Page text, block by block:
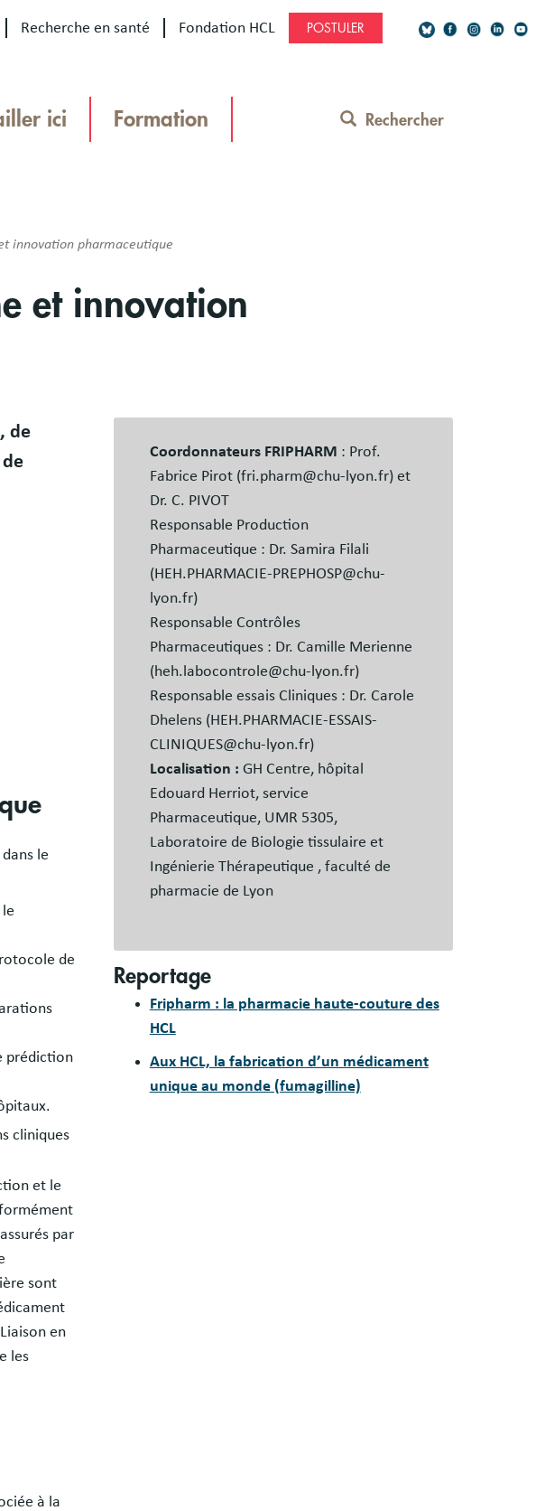
Recherche en santé Fondation HCL POSTULER
Network
ici Formation Rechercher
innovation pharmaceutique
et innovation
de
le
de
prédiction
cliniques
et le
par
sont
en
les
à la
Coordonnateurs FRIPHARM : Prof.
Fabrice Pirot (fri.pharm@chu-lyon.fr) et
Dr. C. PIVOT
Responsable Production
Pharmaceutique : Dr. Samira Filali
(HEH.PHARMACIE-PREPHOSP@chu-
lyon.fr)
Responsable Contrôles
Pharmaceutiques : Dr. Camille Merienne
(heh.labocontrole@chu-lyon.fr)
Responsable essais Cliniques : Dr. Carole
Dhelens (HEH.PHARMACIE-ESSAIS-
CLINIQUES@chu-lyon.fr)
Localisation : GH Centre, hôpital
Edouard Herriot, service
Pharmaceutique, UMR 5305,
Laboratoire de Biologie tissulaire et
Ingénierie Thérapeutique , faculté de
pharmacie de Lyon
Reportage
Fripharm : la pharmacie haute-couture des
HCL
Aux HCL, la fabrication d’un médicament
unique au monde (fumagilline)